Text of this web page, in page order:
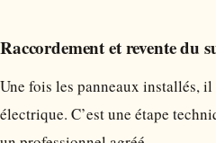
Raccordement et revente du
Une fois les panneaux installés,
électrique. C’est une étape